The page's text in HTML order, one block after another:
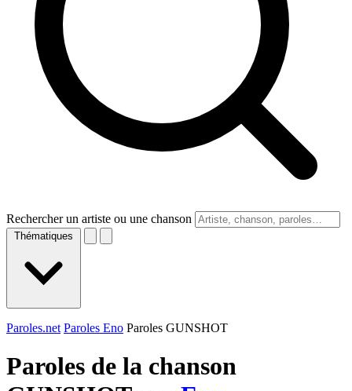
Rechercher un artiste ou une chanson
Thématiques
Paroles.net Paroles Eno Paroles GUNSHOT
Paroles de la chanson